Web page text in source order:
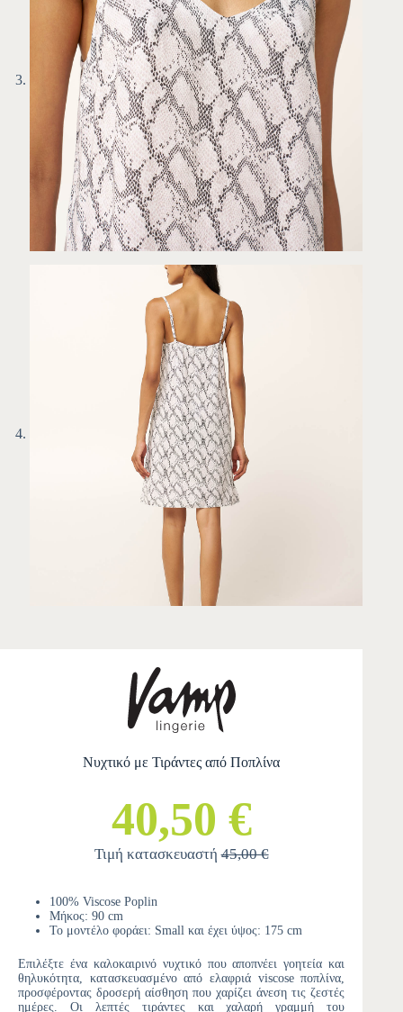
Νυχτικό με Τιράντες από Ποπλίνα
40,50 €
Τιμή κατασκευαστή45,00 €
100% Viscose Poplin
Μήκος: 90 cm
Το μοντέλο φοράει: Small και έχει ύψος: 175 cm
Επιλέξτε ένα καλοκαιρινό νυχτικό που αποπνέει γοητεία και
θηλυκότητα, κατασκευασμένο από ελαφριά viscose ποπλίνα,
προσφέροντας δροσερή αίσθηση που χαρίζει άνεση τις ζεστές
ημέρες. Οι λεπτές τιράντες και χαλαρή γραμμή του